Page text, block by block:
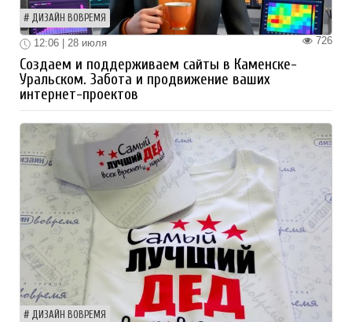
ДИЗАЙН ВОВРЕМЯ
726
12:06 | 28 июля
Создаем и поддерживаем сайты в Каменске-
Уральском. Забота и продвижение ваших
интернет-проектов
ДИЗАЙН ВОВРЕМЯ